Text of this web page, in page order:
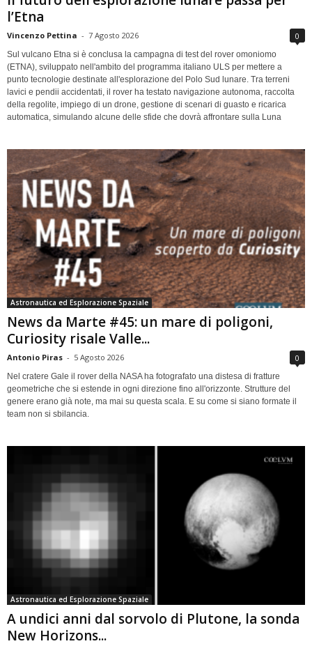
l’Etna
Vincenzo Pettina - 7 Agosto 2026 0
Sul vulcano Etna si è conclusa la campagna di test del rover omoniomo
(ETNA), sviluppato nell'ambito del programma italiano ULS per mettere a
punto tecnologie destinate all'esplorazione del Polo Sud lunare. Tra terreni
lavici e pendii accidentati, il rover ha testato navigazione autonoma, raccolta
della regolite, impiego di un drone, gestione di scenari di guasto e ricarica
automatica, simulando alcune delle sfide che dovrà affrontare sulla Luna
Astronautica ed Esplorazione Spaziale
News da Marte #45: un mare di poligoni,
Curiosity risale Valle...
Antonio Piras - 5 Agosto 2026 0
Nel cratere Gale il rover della NASA ha fotografato una distesa di fratture
geometriche che si estende in ogni direzione fino all'orizzonte. Strutture del
genere erano già note, ma mai su questa scala. E su come si siano formate il
team non si sbilancia.
Astronautica ed Esplorazione Spaziale
A undici anni dal sorvolo di Plutone, la sonda
New Horizons...